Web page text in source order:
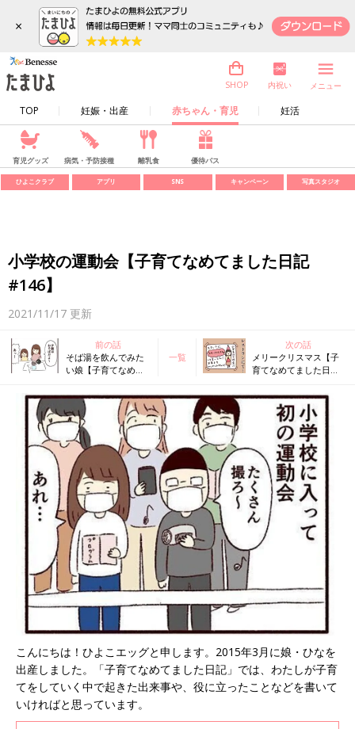
×
TOP 妊娠・出産 赤ちゃん・育児 妊活
SHOP 内祝い メニュー
育児グッズ 病気・予防接種 離乳食 優待パス
ひよこクラブ アプリ SNS キャンペーン 写真スタジオ
小学校の運動会【子育てなめてました日記
#146】
2021/11/17 更新
前の話
そば湯を飲んでみた
い娘【子育てなめて
一覧
次の話
メリークリスマス【子
育てなめてました日記
こんにちは！ひよこエッグと申します。2015年3月に娘・ひなを
出産しました。「子育てなめてました日記」では、わたしが子育
てをしていく中で起きた出来事や、役に立ったことなどを書いて
いければと思っています。